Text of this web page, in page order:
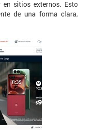
sitios externos. Esto
de una forma clara,